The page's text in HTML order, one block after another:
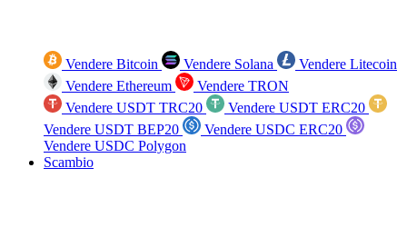
Vendere Bitcoin Vendere Solana
Vendere Litecoin
Vendere Ethereum
Vendere TRON
Vendere USDT TRC20
Vendere USDT ERC20
Vendere USDT BEP20
Vendere USDC ERC20
Vendere USDC Polygon
Scambio